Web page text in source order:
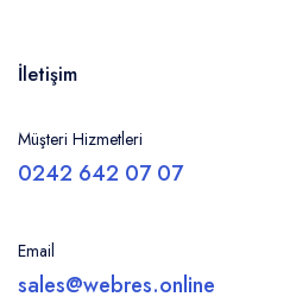
İletişim
Müşteri Hizmetleri
0242 642 07 07
Email
sales@webres.online